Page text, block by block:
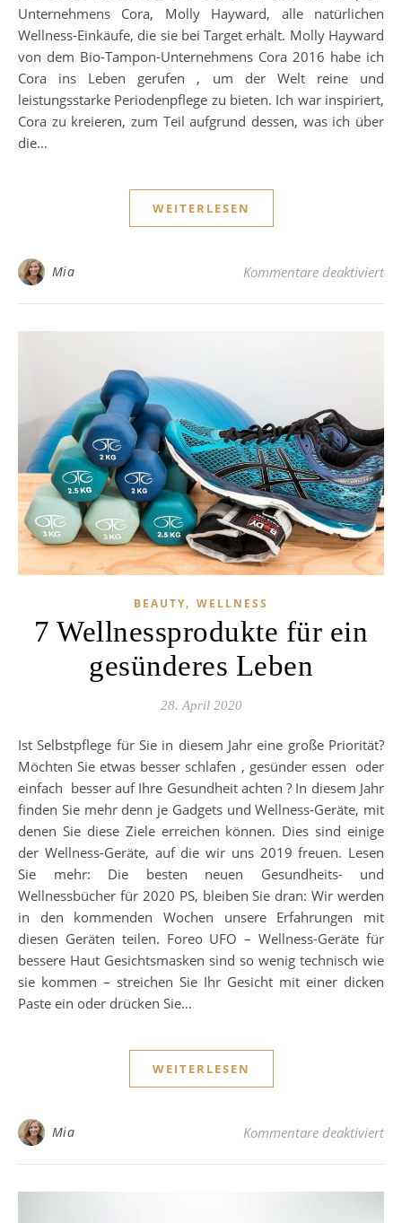
Unternehmens Cora, Molly Hayward, alle natürlichen
Wellness-Einkäufe, die sie bei Target erhält. Molly Hayward
von dem Bio-Tampon-Unternehmens Cora 2016 habe ich
Cora ins Leben gerufen , um der Welt reine und
leistungsstarke Periodenpflege zu bieten. Ich war inspiriert,
Cora zu kreieren, zum Teil aufgrund dessen, was ich über
die…
WEITERLESEN
Mia Kommentare deaktiviertfür
BEAUTY, WELLNESS
7 Wellnessprodukte für ein
gesünderes Leben
28. April 2020
Ist Selbstpflege für Sie in diesem Jahr eine große Priorität?
Möchten Sie etwas besser schlafen , gesünder essen oder
einfach besser auf Ihre Gesundheit achten ? In diesem Jahr
finden Sie mehr denn je Gadgets und Wellness-Geräte, mit
denen Sie diese Ziele erreichen können. Dies sind einige
der Wellness-Geräte, auf die wir uns 2019 freuen. Lesen
Sie mehr: Die besten neuen Gesundheits- und
Wellnessbücher für 2020 PS, bleiben Sie dran: Wir werden
in den kommenden Wochen unsere Erfahrungen mit
diesen Geräten teilen. Foreo UFO – Wellness-Geräte für
bessere Haut Gesichtsmasken sind so wenig technisch wie
sie kommen – streichen Sie Ihr Gesicht mit einer dicken
Paste ein oder drücken Sie…
WEITERLESEN
Mia Kommentare deaktiviertfür